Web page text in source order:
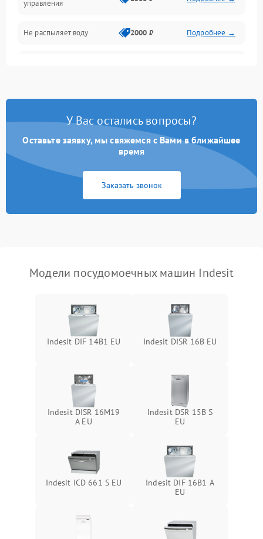
Программное обеспечение
управления
Не распыляет воду 2000 ₽ Подробнее →
Проблемы с набором
Не работает сушилка 2100 ₽ Подробнее →
Сбои в работе таймера 1700 ₽
У Вас остались вопросы?
Оставьте заявку, мы свяжемся с Вами в ближайшее
время
Заказать звонок
Модели посудомоечных машин Indesit
Indesit DIF 14B1 EU Indesit DISR 16B EU
Indesit DISR 16M19
A EU
Indesit DSR 15B S
EU
Indesit ICD 661 S EU
Indesit DIF 16B1 A
EU